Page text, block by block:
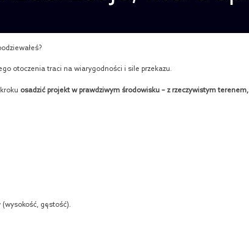
otoczenia traci na wiarygodności i sile przekazu.
osadzić projekt w prawdziwym środowisku – z rzeczywistym
gęstość).